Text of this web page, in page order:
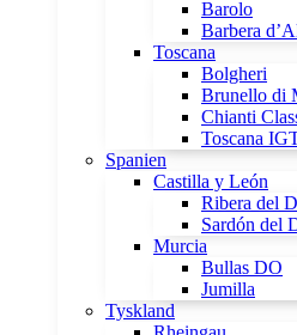
Barolo
Barbera
Toscana
Bolgheri
Brunello di
Chianti
Toscana
Spanien
Castilla y León
Ribera del
Sardón del
Murcia
Bullas DO
Jumilla
Tyskland